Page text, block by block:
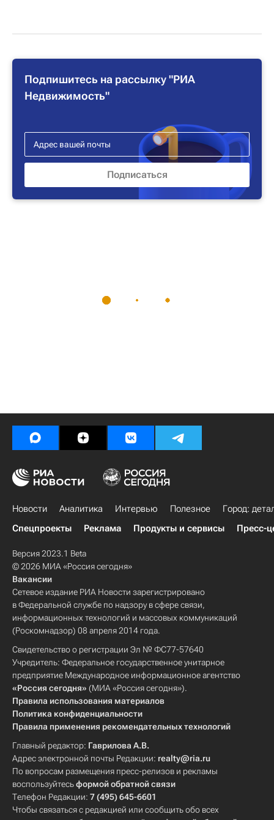
Подпишитесь на рассылку "РИА
Недвижимость"
Новости Аналитика Интервью Полезное
Город:
Спецпроекты
Реклама Продукты и сервисы Пресс-
Версия 2023.1 Beta
© 2026 МИА «Россия сегодня»
Вакансии
Сетевое издание РИА Новости зарегистрировано
в Федеральной службе по надзору в сфере связи,
информационных технологий и массовых коммуникаций
(Роскомнадзор) 08 апреля 2014 года.
Свидетельство о регистрации Эл № ФС77-57640
Учредитель: Федеральное государственное унитарное
предприятие Международное информационное агентство
«Россия сегодня» (МИА «Россия сегодня»).
Правила использования материалов
Политика конфиденциальности
Правила применения рекомендательных технологий
Главный редактор: Гаврилова А.В.
Адрес электронной почты Редакции: realty@ria.ru
По вопросам размещения пресс-релизов и рекламы
воспользуйтесьформой обратной связи
Телефон Редакции: 7 (495) 645-6601
Чтобы связаться с редакцией или сообщить обо всех